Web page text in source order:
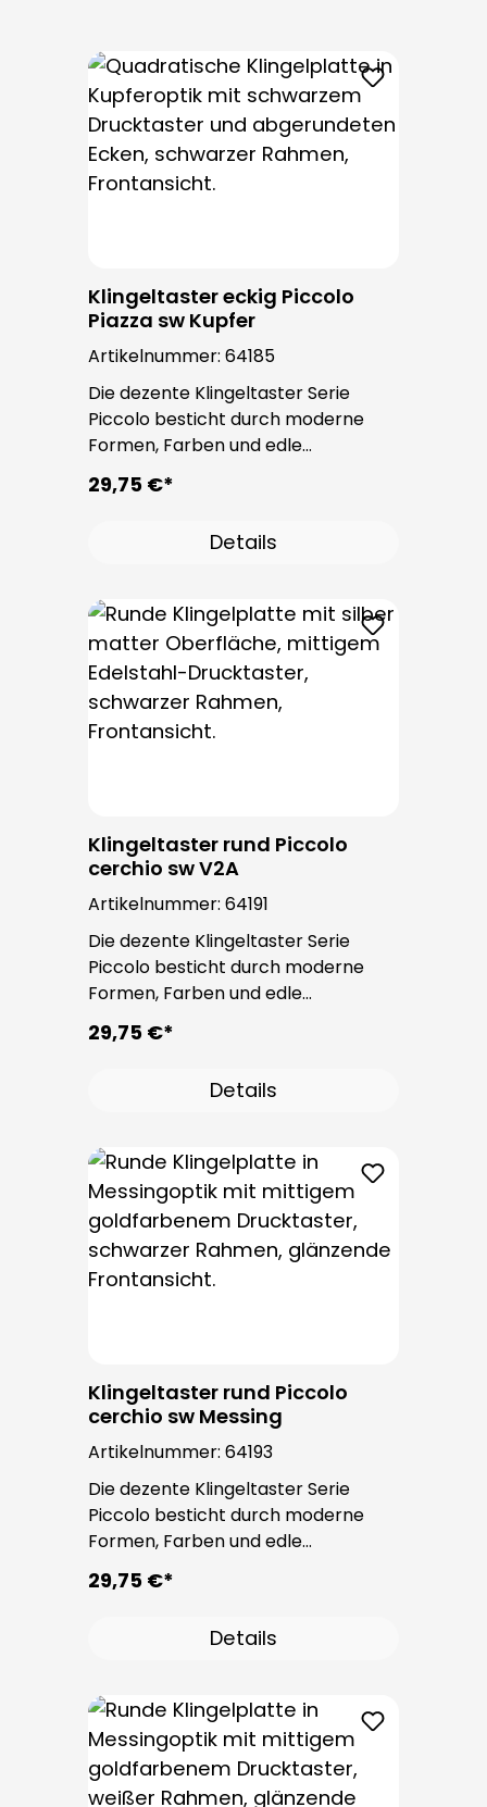
Produktgalerie überspringen
Klingeltaster eckig Piccolo
Piazza sw Kupfer
Artikelnummer: 64185
Die dezente Klingeltaster Serie
Piccolo besticht durch moderne
Formen, Farben und edle
Oberflächen. Bei allen
Klingeltastern dieser Serie kommt
Einsatz. Die Leitungseinführung
sichtbar. Nach der Montage sind
keine Befestigungsschrauben
sichtbar.
29,75 €*
Details
Klingeltaster rund Piccolo
cerchio sw V2A
Artikelnummer: 64191
Die dezente Klingeltaster Serie
Piccolo besticht durch moderne
Formen, Farben und edle
Oberflächen. Bei allen
Klingeltastern dieser Serie kommt
Einsatz. Die Leitungseinführung
sichtbar. Nach der Montage sind
keine Befestigungsschrauben
sichtbar.
29,75 €*
Details
Klingeltaster rund Piccolo
cerchio sw Messing
Artikelnummer: 64193
Die dezente Klingeltaster Serie
Piccolo besticht durch moderne
Formen, Farben und edle
Oberflächen. Bei allen
Klingeltastern dieser Serie kommt
Einsatz. Die Leitungseinführung
sichtbar. Nach der Montage sind
keine Befestigungsschrauben
sichtbar.
29,75 €*
Details